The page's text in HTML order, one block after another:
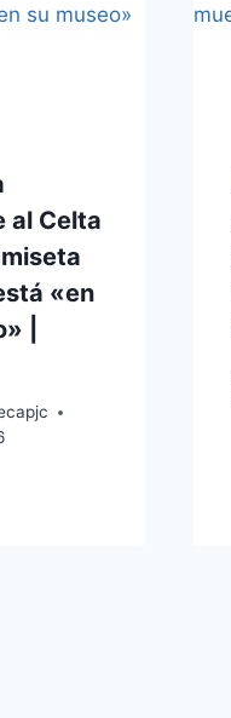
al Celta
«en
|